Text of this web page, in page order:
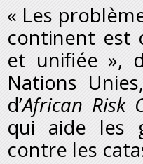
« Les
continent est
et unifiée »,
Nations
d’African Risk
qui aide les
contre les